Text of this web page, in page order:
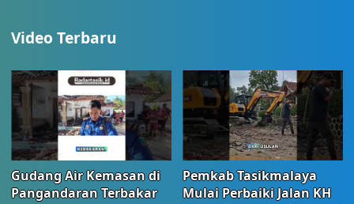
Video Terbaru
Gudang Air Kemasan di
Pangandaran Terbakar
Pemkab Tasikmalaya
Mulai Perbaiki Jalan KH